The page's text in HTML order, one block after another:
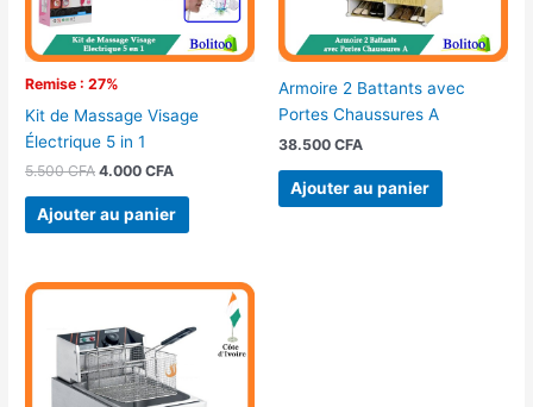
Remise : 27%
Kit de Massage Visage
Électrique 5 in 1
5.500CFA 4.000CFA
Ajouter au panier
Armoire 2 Battants avec
Portes Chaussures A
38.500 CFA
Ajouter au panier